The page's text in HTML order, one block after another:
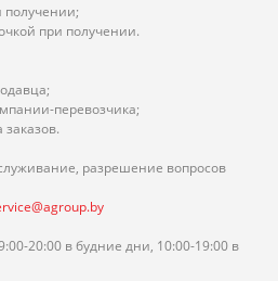
при получении.
перевозчика;
разрешение вопросов
20:00 в будние дни, 10:00-19:00 в